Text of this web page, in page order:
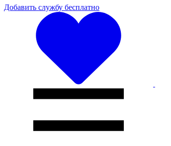
Добавить службу бесплатно